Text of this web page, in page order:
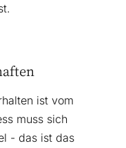
ist vom
muss sich
- das ist das